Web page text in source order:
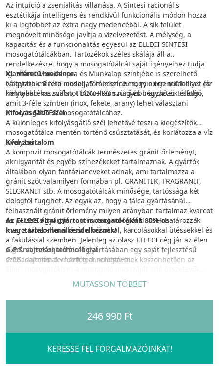
Az intuíció a zsenialitás villanása. A Sintesi racionális
esztétikája intelligens és rendkívül funkcionális módon hozza
ki a legtöbbet az extra nagy medencéből. A sík felület
megnövelt minősége javítja a vízelvezetést. A mélység, a
kapacitás és a funkcionalitás egyesül az ELLECI SINTESI
mosogatótálcákban. Tartozékok széles skálája áll a
rendelkezésre, hogy a mosogatótálcát saját igényeihez tudja
igazítani. Munkalapra és Munkalap szintjébe is szerelhető
változatok. 5-féle modell, 5-féle színben, minden modellhez jár
helytakarékos szifon, FLOW-PRO szűrő és négyzetes túlfolyó,
amit 3-féle színben (inox, fekete, arany) lehet választani
minden SINTESI mosogatótálcához.
XL méretű medence
Nagyobb méretű mosogatómedence, hogy elegendő helyet és
könnyebb használatot biztosítson nagyobb eszközök esetén.
Kifolyásgátló szél
A különleges kifolyásgátló szél lehetővé teszi a kiegészítők
mosogatótálca mentén történő csúsztatását, és korlátozza a víz
kifolyását.
Kvarctartalom
A kompozit mosogatótálcák természetes gránit őrleményt,
akrilgyantát és egyéb színezékeket tartalmaznak. A gyártók
általában olyan fantázianeveket adnak, ami tartalmazza a
gránit szót valamilyen formában pl. GRANITEK, FRAGRANIT,
SILGRANIT stb. A mosogatótálcák minősége, tartóssága két
dologtól függhet. Az egyik az, hogy a tálca gyártásánál
felhasznált gránit őrlemény milyen arányban tartalmaz kvarcot
és persze a gyártási, öntési technológiától. Ezek határozzák
meg a tálca ellenállását a hősokkal, karcolásokkal ütéssekkel és
a fakulással szemben. Jelenleg az olasz ELLECI cég jár az élen
a gránit mosogatótálcák gyártásában egy saját fejlesztésű
szabadalommal védett technológiával.
Az ELLECI által gyártott mosogatótálcák 80%-os
kvarctartalommal rendelkeznek!
G.P.S. sajtolási technológiai
G.P.S. sajtolási technológiai rendszernek köszönhetôen az
teljes körűen és egyenletesen oszlanak el. A technológia
nemzetközi szabadalmi oltalom alatt áll (szabadalom száma: 1
415 794 B1), így kizárólagosan az Elleci alkalmazhatja. A G.P.S.
a mosogató masszájában az összes alkotóelem egyenletes
Kvarc, kerámia részecskék és innovatív akril keveréke. A
MUTASSON TÖBBET
246 990 Ft
KERESSE FEL FORGALMAZÓINKAT!